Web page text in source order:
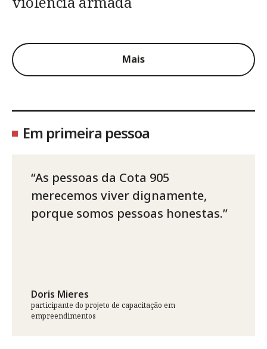
Mais
Em primeira pessoa
As pessoas da Cota 905
merecemos viver dignamente,
porque somos pessoas honestas.
Doris Mieres
participante do projeto de capacitação em
empreendimentos